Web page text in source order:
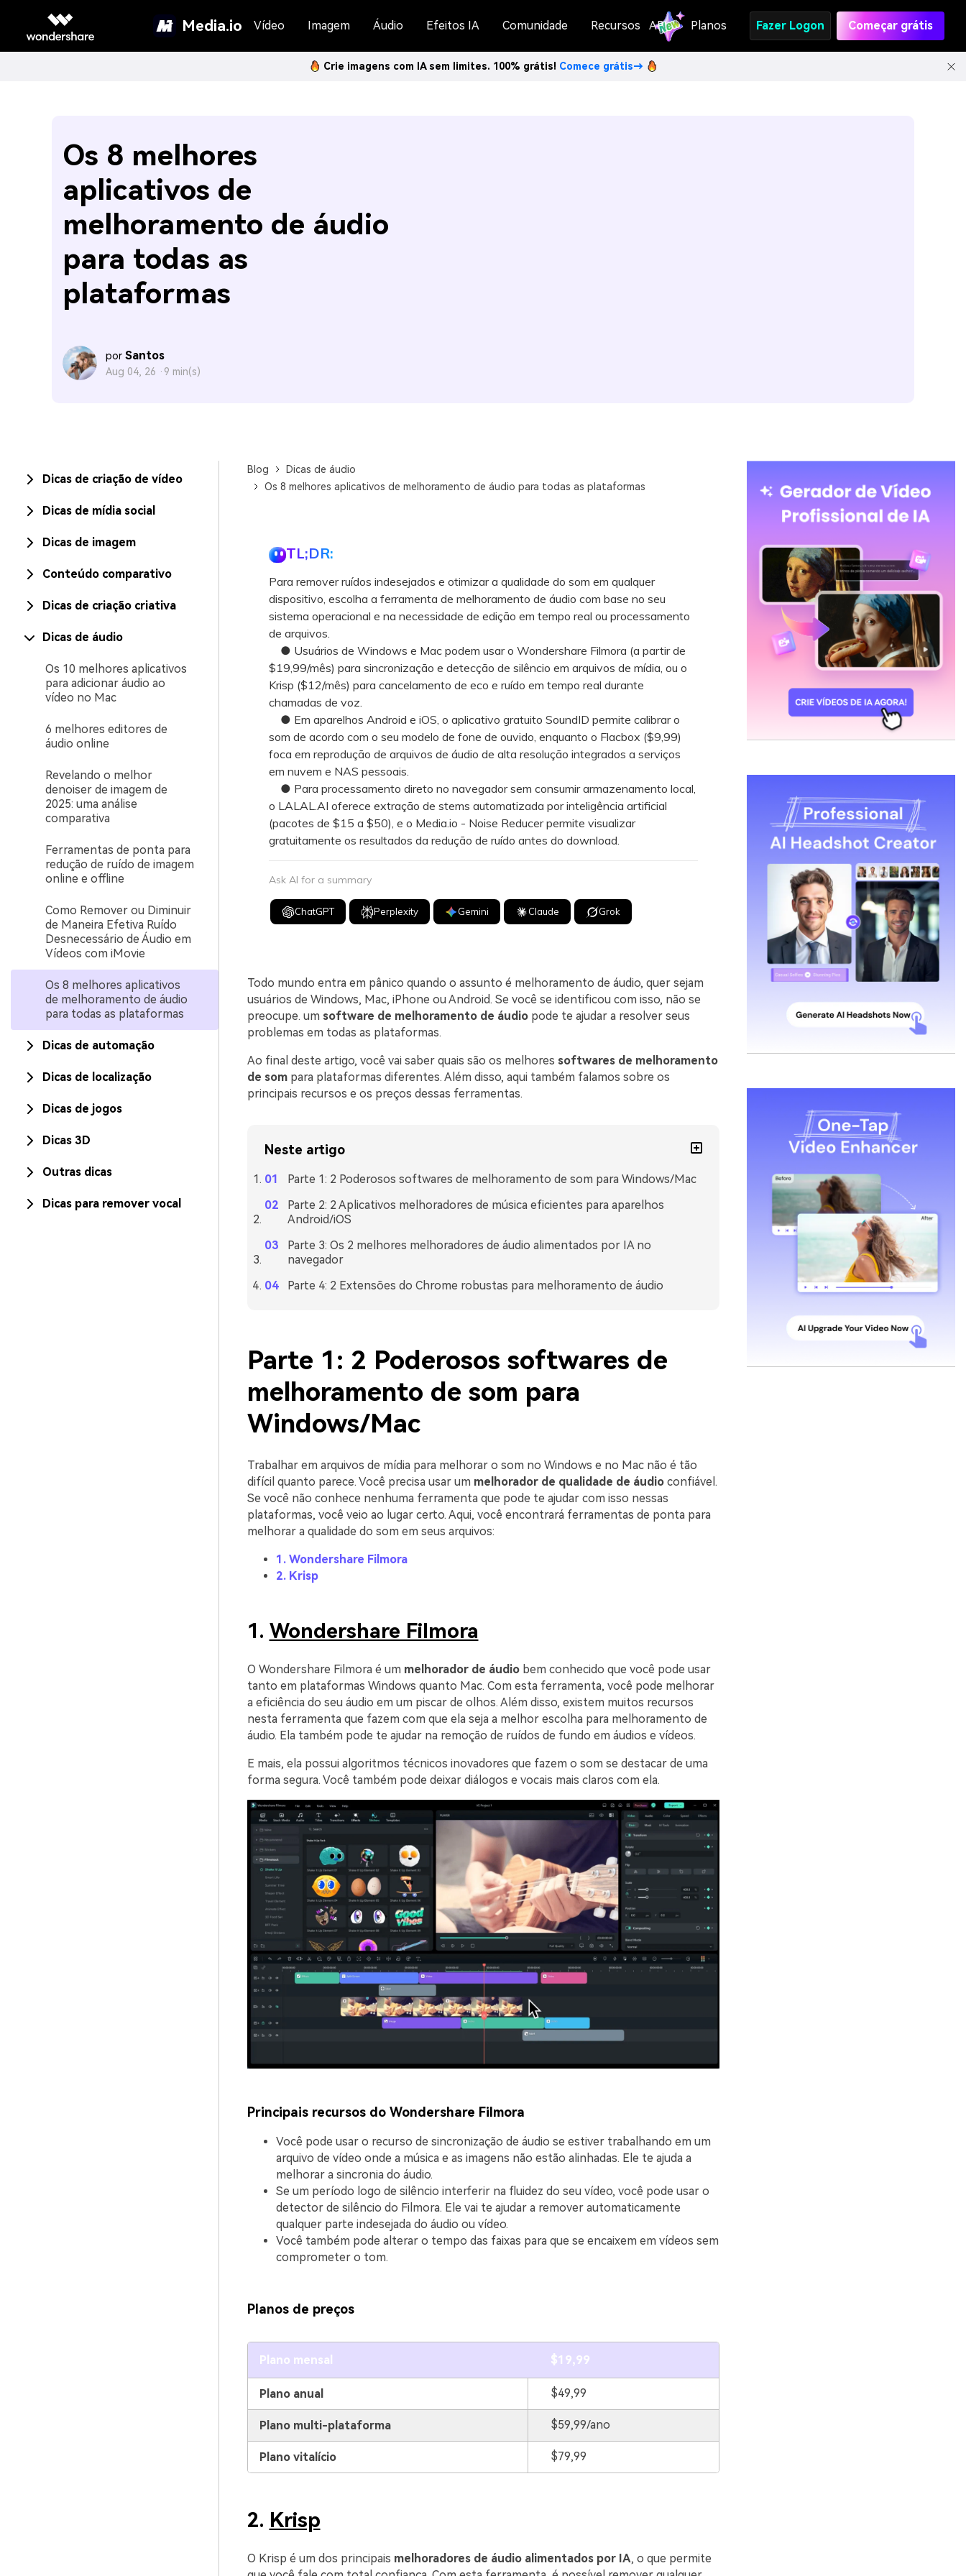
Media.io Vídeo Imagem Áudio Efeitos IA Comunidade Recursos API Planos Fazer Logon Começar grátis
Crie imagens com IA sem limites. 100% grátis! Comece grátis→
Os 8 melhores
aplicativos de
melhoramento de áudio
para todas as
plataformas
por Santos
Aug 04, 26 · 9 min(s)
Dicas de criação de vídeo
Dicas de mídia social
Dicas de imagem
Conteúdo comparativo
Dicas de criação criativa
Dicas de áudio
Os 10 melhores aplicativos
para adicionar áudio ao
vídeo no Mac
6 melhores editores de
áudio online
Revelando o melhor
denoiser de imagem de
2025: uma análise
comparativa
Ferramentas de ponta para
redução de ruído de imagem
online e offline
Como Remover ou Diminuir
de Maneira Efetiva Ruído
Desnecessário de Áudio em
Vídeos com iMovie
Os 8 melhores aplicativos
de melhoramento de áudio
para todas as plataformas
Dicas de automação
Dicas de localização
Dicas de jogos
Dicas 3D
Outras dicas
Dicas para remover vocal
Blog
Dicas de áudio
Os 8 melhores aplicativos de melhoramento de áudio para todas as plataformas
TL;DR:
Para remover ruídos indesejados e otimizar a qualidade do som em qualquer
dispositivo, escolha a ferramenta de melhoramento de áudio com base no seu
sistema operacional e na necessidade de edição em tempo real ou processamento
de arquivos.
● Usuários de Windows e Mac podem usar o Wondershare Filmora (a partir de
$19,99/mês) para sincronização e detecção de silêncio em arquivos de mídia, ou o
Krisp ($12/mês) para cancelamento de eco e ruído em tempo real durante
chamadas de voz.
● Em aparelhos Android e iOS, o aplicativo gratuito SoundID permite calibrar o
som de acordo com o seu modelo de fone de ouvido, enquanto o Flacbox ($9,99)
foca em reprodução de arquivos de áudio de alta resolução integrados a serviços
em nuvem e NAS pessoais.
● Para processamento direto no navegador sem consumir armazenamento local,
o LALAL.AI oferece extração de stems automatizada por inteligência artificial
(pacotes de $15 a $50), e o Media.io - Noise Reducer permite visualizar
gratuitamente os resultados da redução de ruído antes do download.
Ask AI for a summary
ChatGPT Perplexity Gemini Claude Grok
Todo mundo entra em pânico quando o assunto é melhoramento de áudio, quer sejam
usuários de Windows, Mac, iPhone ou Android. Se você se identificou com isso, não se
preocupe. um software de melhoramento de áudiopode te ajudar a resolver seus
problemas em todas as plataformas.
Ao final deste artigo, você vai saber quais são os melhores softwares de melhoramento
de sompara plataformas diferentes. Além disso, aqui também falamos sobre os
principais recursos e os preços dessas ferramentas.
Neste artigo
Parte 1: 2 Poderosos softwares de melhoramento de som para Windows/Mac
Parte 2: 2 Aplicativos melhoradores de música eficientes para aparelhos
Android/iOS
Parte 3: Os 2 melhores melhoradores de áudio alimentados por IA no
navegador
Parte 4: 2 Extensões do Chrome robustas para melhoramento de áudio
Parte 1: 2 Poderosos softwares de
melhoramento de som para
Windows/Mac
Trabalhar em arquivos de mídia para melhorar o som no Windows e no Mac não é tão
difícil quanto parece. Você precisa usar um melhorador de qualidade de áudioconfiável.
Se você não conhece nenhuma ferramenta que pode te ajudar com isso nessas
plataformas, você veio ao lugar certo. Aqui, você encontrará ferramentas de ponta para
melhorar a qualidade do som em seus arquivos:
1. Wondershare Filmora
2. Krisp
1. Wondershare Filmora
O Wondershare Filmora é um melhorador de áudiobem conhecido que você pode usar
tanto em plataformas Windows quanto Mac. Com esta ferramenta, você pode melhorar
a eficiência do seu áudio em um piscar de olhos. Além disso, existem muitos recursos
nesta ferramenta que fazem com que ela seja a melhor escolha para melhoramento de
áudio. Ela também pode te ajudar na remoção de ruídos de fundo em áudios e vídeos.
E mais, ela possui algoritmos técnicos inovadores que fazem o som se destacar de uma
forma segura. Você também pode deixar diálogos e vocais mais claros com ela.
Principais recursos do Wondershare Filmora
Você pode usar o recurso de sincronização de áudio se estiver trabalhando em um
arquivo de vídeo onde a música e as imagens não estão alinhadas. Ele te ajuda a
melhorar a sincronia do áudio.
Se um período logo de silêncio interferir na fluidez do seu vídeo, você pode usar o
detector de silêncio do Filmora. Ele vai te ajudar a remover automaticamente
qualquer parte indesejada do áudio ou vídeo.
Você também pode alterar o tempo das faixas para que se encaixem em vídeos sem
comprometer o tom.
Planos de preços
Plano mensal $19,99
Plano anual $49,99
Plano multi-plataforma $59,99/ano
Plano vitalício $79,99
2. Krisp
O Krisp é um dos principais melhoradores de áudio alimentados por IA, o que permite